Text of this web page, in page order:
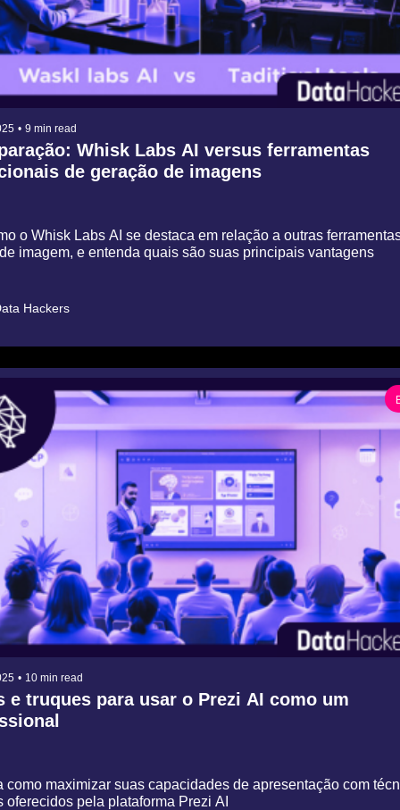
• 9 min read
Whisk Labs AI versus ferramentas
de geração de imagens
o Whisk Labs AI se destaca em relação a outras
imagem, e entenda quais são suas principais vantagens
Hackers
• 10 min read
e truques para usar o Prezi AI como um
como maximizar suas capacidades de apresentação com
oferecidos pela plataforma Prezi AI